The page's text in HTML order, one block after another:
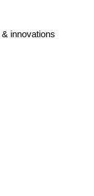
innovations